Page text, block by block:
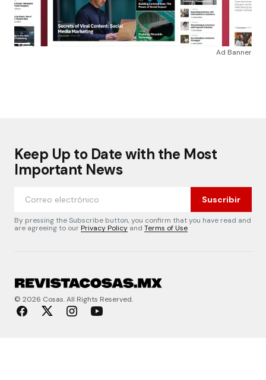
Ad Banner
Keep Up to Date with the Most
Important News
Suscribir
By pressing the Subscribe button, you confirm that you have read and
are agreeing to ourPrivacy Policy and Terms of Use
© 2026 Cosas. All Rights Reserved.